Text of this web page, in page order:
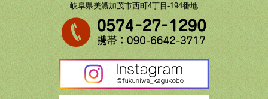
岐阜県美濃加茂市西町4丁目-194番地